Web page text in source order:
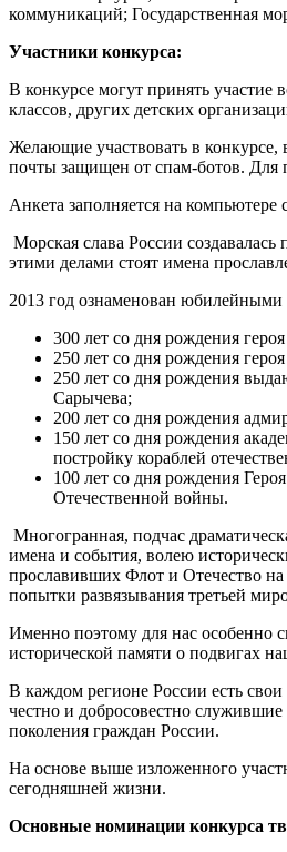
коммуникаций; Государственная
Участники конкурса:
В конкурсе могут принять
классов, других детских
Желающие участвовать в конкурсе,
почты защищен от спам-ботов. Для
Анкета заполняется на
Морская слава России
этими делами стоят имена
2013 год ознаменован юбилейными
300 лет со дня рождения
250 лет со дня рождения
250 лет со дня рождения
Сарычева;
200 лет со дня рождения
150 лет со дня рождения
постройку кораблей
100 лет со дня рождения
Отечественной войны.
Многогранная, подчас
имена и события, волею
прославивших Флот и Отечество
попытки развязывания третьей
Именно поэтому для нас особенно
исторической памяти о подвигах
В каждом регионе России есть
честно и добросовестно
поколения граждан России.
На основе выше изложенного
сегодняшней жизни.
Основные номинации конкурса